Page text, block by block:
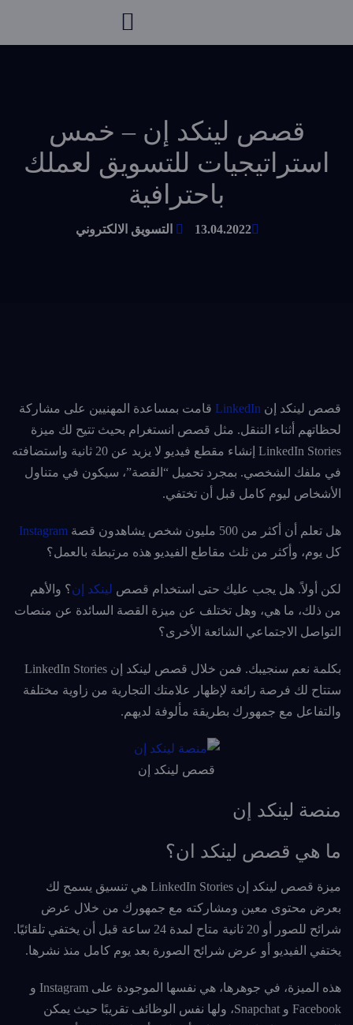
قصص لينكد إن – خمس
استراتيجيات للتسويق لعملك
باحترافية
13.04.2022 التسويق الالكتروني
قصص لينكد إن LinkedIn قامت بمساعدة المهنيين على مشاركة
لحظاتهم أثناء التنقل. مثل قصص انستغرام بحيث تتيح لك ميزة
LinkedIn Stories إنشاء مقطع فيديو لا يزيد عن 20 ثانية واستضافته
في ملفك الشخصي. بمجرد تحميل “القصة”، سيكون في متناول
الأشخاص ليوم كامل قبل أن تختفي.
هل تعلم أن أكثر من 500 مليون شخص يشاهدون قصة
كل يوم، وأكثر من ثلث مقاطع الفيديو هذه مرتبطة بالعمل؟
لكن أولاً. هل يجب عليك حتى استخدام قصص لينكد إن؟ والأهم
من ذلك، ما هي، وهل تختلف عن ميزة القصة السائدة عن منصات
التواصل الاجتماعي الشائعة الأخرى؟
بكلمة نعم سنجيبك. فمن خلال قصص لينكد إن LinkedIn Stories
ستتاح لك فرصة رائعة لإظهار علامتك التجارية من زاوية مختلفة
والتفاعل مع جمهورك بطريقة مألوفة لديهم.
قصص لينكد إن
منصة لينكد إن
ما هي قصص لينكد ان؟
ميزة قصص لينكد إن LinkedIn Stories هي تنسيق يسمح لك
بعرض محتوى معين ومشاركته مع جمهورك من خلال عرض
شرائح للصور أو 20 ثانية متاح لمدة 24 ساعة قبل أن يختفي تلقائيًا.
يختفي الفيديو أو عرض شرائح الصورة بعد يوم كامل منذ نشرها.
هذه الميزة، في جوهرها، هي نفسها الموجودة على Instagram و
Facebook و Snapchat، ولها نفس الوظائف تقريبًا حيث يمكن